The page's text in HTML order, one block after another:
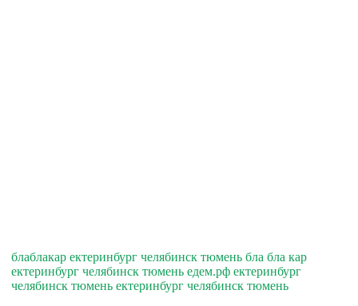
блаблакар ектеринбург челябинск тюмень бла бла кар
ектеринбург челябинск тюмень едем.рф ектеринбург
челябинск тюмень ектеринбург челябинск тюмень